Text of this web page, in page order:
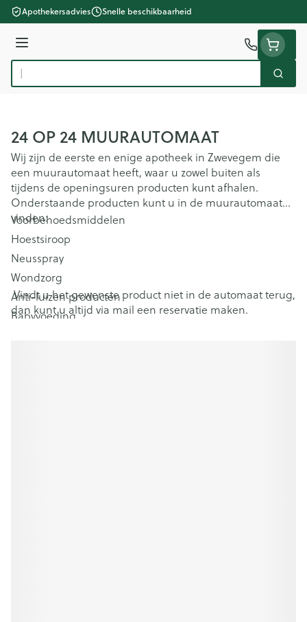
Ga naar de inhoud
Apothekersadvies Snelle beschikbaarheid
Menu
Product, merk, categorie... Zoek
24 OP 24 MUURAUTOMAAT
Wij zijn de eerste en enige apotheek in Zwevegem die
een muurautomaat heeft, waar u zowel buiten als
tijdens de openingsuren producten kunt afhalen.
Onderstaande producten kunt u in de muurautomaat
vinden:
Voorbehoedsmiddelen
Hoestsiroop
Neusspray
Wondzorg
Anti-luizen producten
Babyvoeding
Vindt u het gewenste product niet in de automaat terug,
dan kunt u altijd via mail een reservatie maken.